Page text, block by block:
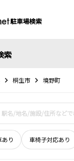
駐車場検索
索
桐生市 境野町
あり 車椅子対応あり